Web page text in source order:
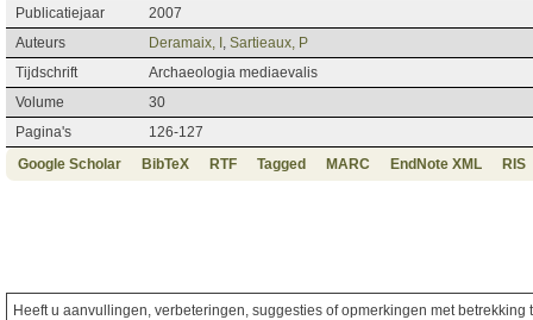
Publicatiejaar
2007
Auteurs
Deramaix, I Sartieaux, P
Tijdschrift
Archaeologia mediaevalis
Volume
30
Pagina's
126-127
Google Scholar
BibTeX RTF Tagged MARC EndNote XML RIS
Heeft u aanvullingen, verbeteringen, suggesties of opmerkingen met